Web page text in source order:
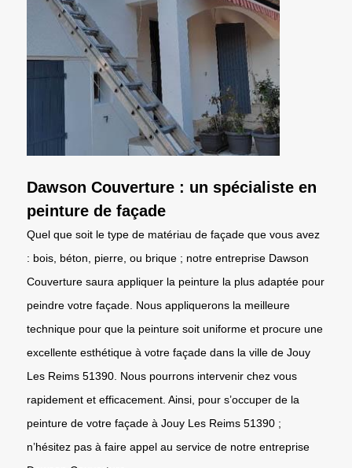
Dawson Couverture : un spécialiste en
peinture de façade
Quel que soit le type de matériau de façade que vous avez
: bois, béton, pierre, ou brique ; notre entreprise Dawson
Couverture saura appliquer la peinture la plus adaptée pour
peindre votre façade. Nous appliquerons la meilleure
technique pour que la peinture soit uniforme et procure une
excellente esthétique à votre façade dans la ville de Jouy
Les Reims 51390. Nous pourrons intervenir chez vous
rapidement et efficacement. Ainsi, pour s’occuper de la
peinture de votre façade à Jouy Les Reims 51390 ;
n’hésitez pas à faire appel au service de notre entreprise